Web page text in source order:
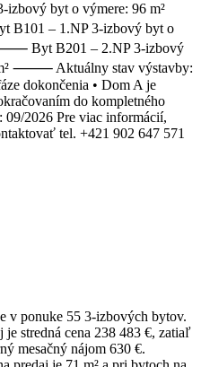
byt o výmere: 96 m²
– 1.NP 3-izbový byt o
⸻ Byt B201 – 2.NP 3-izbový
m² ⸻ Aktuálny stav výstavby:
dokončenia •⁠ ⁠Dom A je
do kompletného
09/2026 Pre viac informácií,
tel. +421 902 647 571
v ponuke 55 3-izbových bytov.
je stredná cena 238 483 €, zatiaľ
mesačný nájom 630 €.